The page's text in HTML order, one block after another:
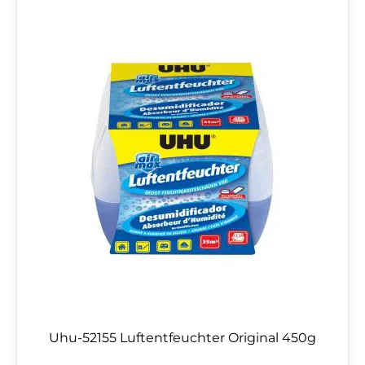
Uhu-52155 Luftentfeuchter Original 450g